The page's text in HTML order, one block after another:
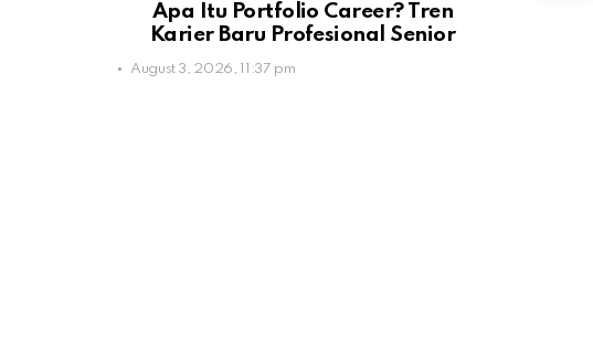
Apa Itu Portfolio Career? Tren
Karier Baru Profesional Senior
August 3, 2026, 11:37 pm